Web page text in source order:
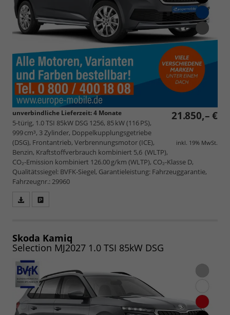
21.850,– €
inkl. 19% MwSt.
unverbindliche Lieferzeit:4 Monate
5-türig, 1.0 TSI 85kW DSG 1256, 85 kW (116 PS),
999 cm³, 3 Zylinder, Doppelkupplungsgetriebe
(DSG), Frontantrieb, Verbrennungsmotor (ICE),
Benzin, Kraftstoffverbrauch kombiniert 5,6 (WLTP),
CO₂-Emission kombiniert 126.00 g/km (WLTP), CO₂-Klasse D,
Qualitätssiegel: BVFK-Siegel, Garantieleistung: Fahrzeuggarantie,
Fahrzeugnr.: 29960
speichern/drucken
Skoda Kamiq
Selection MJ2027 1.0 TSI 85kW DSG